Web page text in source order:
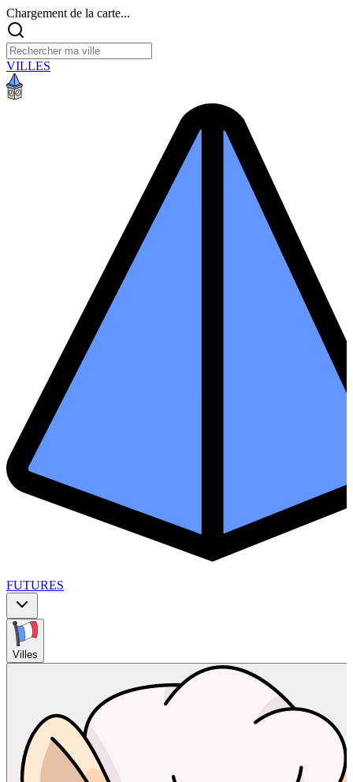
Chargement de la carte...
VILLES
FUTURES
Villes